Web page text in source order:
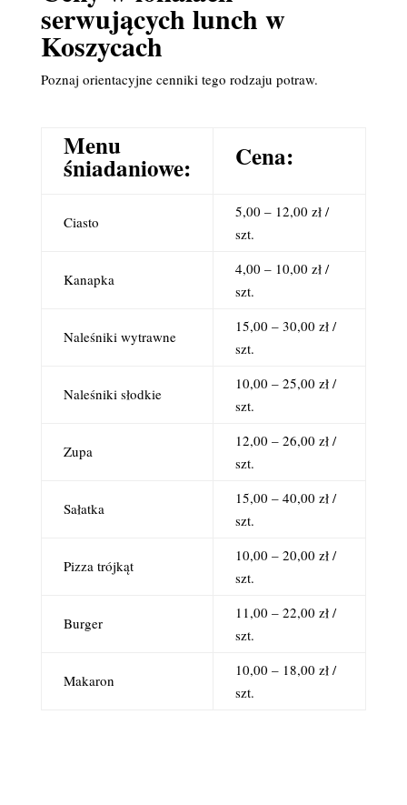
serwujących lunch w
Koszycach
Poznaj orientacyjne cenniki tego rodzaju potraw.
Menu
śniadaniowe: Cena:
Ciasto
5,00 – 12,00 zł /
szt.
Kanapka
4,00 – 10,00 zł /
szt.
Naleśniki wytrawne
15,00 – 30,00 zł /
szt.
Naleśniki słodkie
10,00 – 25,00 zł /
szt.
Zupa
12,00 – 26,00 zł /
szt.
Sałatka
15,00 – 40,00 zł /
szt.
Pizza trójkąt
10,00 – 20,00 zł /
szt.
Burger
11,00 – 22,00 zł /
szt.
Makaron
10,00 – 18,00 zł /
szt.